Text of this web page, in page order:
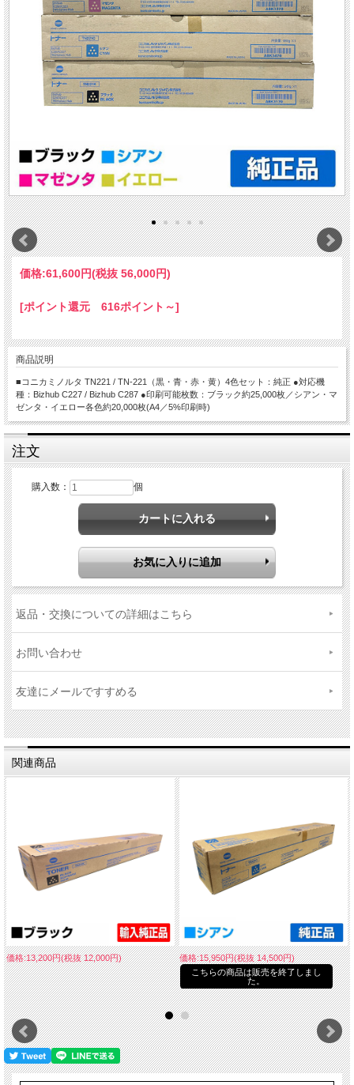
価格:61,600円(税抜 56,000円)
[ポイント還元 616ポイント～]
商品説明
■コニカミノルタ TN221 / TN-221（黒・青・赤・黄）4色セット：純正 ●対応機
種：Bizhub C227 / Bizhub C287 ●印刷可能枚数：ブラック約25,000枚／シアン・マ
ゼンタ・イエロー各色約20,000枚(A4／5%印刷時)
注文
購入数： 個
返品・交換についての詳細はこちら
お問い合わせ
友達にメールですすめる
関連商品
価格:13,200円(税抜 12,000円)
価格:15,950円(税抜 14,500円)
こちらの商品は販売を終了しまし
た。